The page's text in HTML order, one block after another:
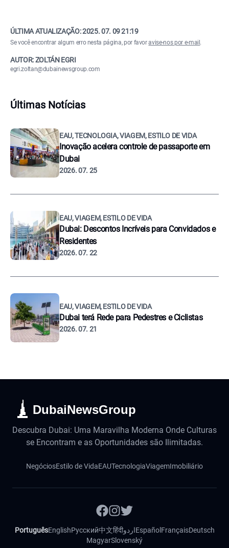
ÚLTIMA ATUALIZAÇÃO:2025. 07. 09 21:19
Se você encontrar algum erro nesta página, por favoravise-nos por e-mail .
AUTOR: ZOLTÁN EGRI
egri.zoltan@dubainewsgroup.com
Últimas Notícias
EAU, TECNOLOGIA, VIAGEM, ESTILO DE VIDA
Inovação acelera controle de passaporte em
Dubai
2026. 07. 25
EAU, VIAGEM, ESTILO DE VIDA
Dubai: Descontos Incríveis para Convidados e
Residentes
2026. 07. 22
EAU, VIAGEM, ESTILO DE VIDA
Dubai terá Rede para Pedestres e Ciclistas
2026. 07. 21
DubaiNewsGroup
Descubra Dubai: Uma Maravilha Moderna Onde Culturas
se Encontram e as Oportunidades são Ilimitadas.
NegóciosEstilo de VidaEAUTecnologiaViagemImobiliário
PortuguêsEnglishРусский中文हिंदीاردوEspañol FrançaisDeutsch
MagyarSlovenský